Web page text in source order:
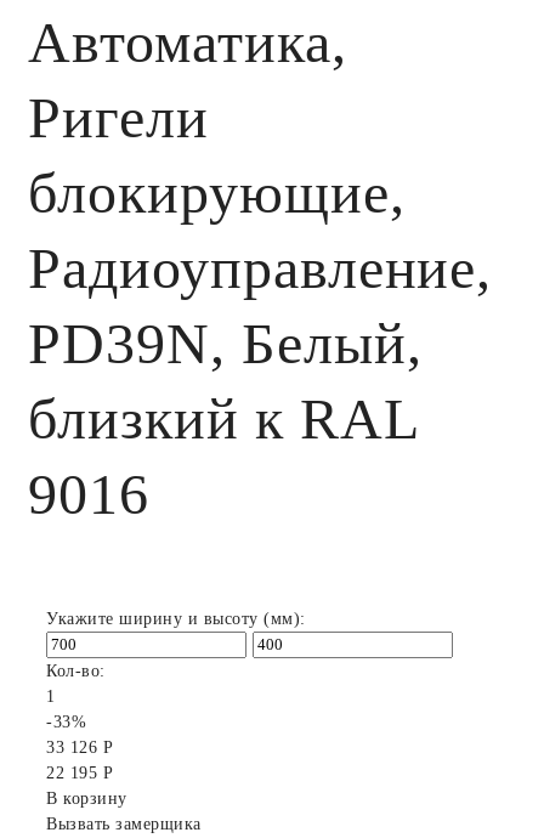
Автоматика,
Ригели
блокирующие,
Радиоуправление,
PD39N, Белый,
близкий к RAL
9016
Укажите ширину и высоту (мм):
Кол-во:
1
-33%
33 126 Р
22 195 Р
В корзину
Вызвать замерщика